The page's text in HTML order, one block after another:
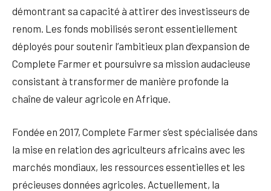
démontrant sa capacité à attirer des investisseurs de
renom. Les fonds mobilisés seront essentiellement
déployés pour soutenir l’ambitieux plan d’expansion de
Complete Farmer et poursuivre sa mission audacieuse
consistant à transformer de manière profonde la
chaîne de valeur agricole en Afrique.
Fondée en 2017, Complete Farmer s’est spécialisée dans
la mise en relation des agriculteurs africains avec les
marchés mondiaux, les ressources essentielles et les
précieuses données agricoles. Actuellement, la